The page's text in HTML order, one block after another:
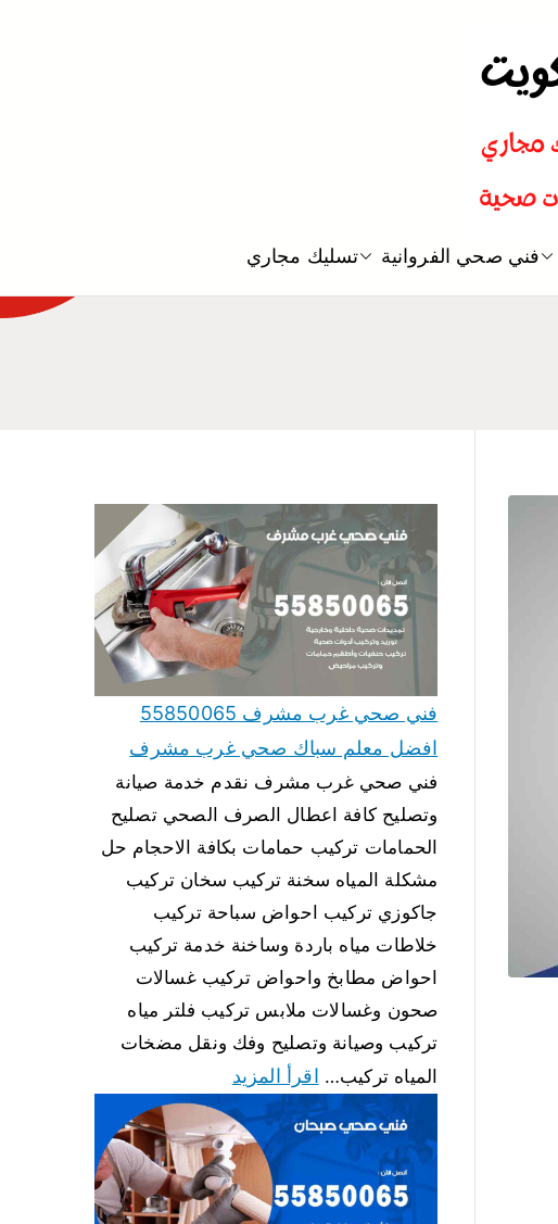
افضل معلم صحي
فني صحي الفروانية تسليك مجاري
فني صحي غرب مشرف 55850065
افضل معلم سباك صحي غرب مشرف
فني صحي غرب مشرف نقدم خدمة صيانة
وتصليح كافة اعطال الصرف الصحي تصليح
الحمامات تركيب حمامات بكافة الاحجام حل
مشكلة المياه سخنة تركيب سخان تركيب
جاكوزي تركيب احواض سباحة تركيب
خلاطات مياه باردة وساخنة خدمة تركيب
احواض مطابخ واحواض تركيب غسالات
صحون وغسالات ملابس تركيب فلتر مياه
تركيب وصيانة وتصليح وفك ونقل مضخات
المياه تركيب… اقرأ المزيد